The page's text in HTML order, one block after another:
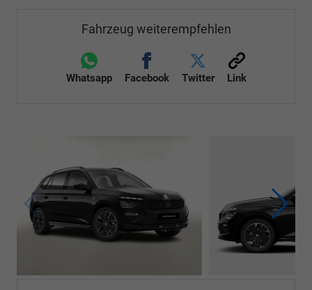
Fahrzeug weiterempfehlen
Whatsapp Facebook Twitter Link